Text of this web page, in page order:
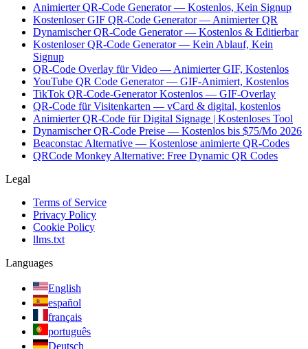
Animierter QR-Code Generator — Kostenlos, Kein Signup
Kostenloser GIF QR-Code Generator — Animierter QR
Dynamischer QR-Code Generator — Kostenlos & Editierbar
Kostenloser QR-Code Generator — Kein Ablauf, Kein
Signup
QR-Code Overlay für Video — Animierter GIF, Kostenlos
YouTube QR Code Generator — GIF-Animiert, Kostenlos
TikTok QR-Code-Generator Kostenlos — GIF-Overlay
QR-Code für Visitenkarten — vCard & digital, kostenlos
Animierter QR-Code für Digital Signage | Kostenloses Tool
Dynamischer QR-Code Preise — Kostenlos bis $75/Mo 2026
Beaconstac Alternative — Kostenlose animierte QR-Codes
QRCode Monkey Alternative: Free Dynamic QR Codes
Legal
Terms of Service
Privacy Policy
Cookie Policy
llms.txt
Languages
English
español
français
português
Deutsch